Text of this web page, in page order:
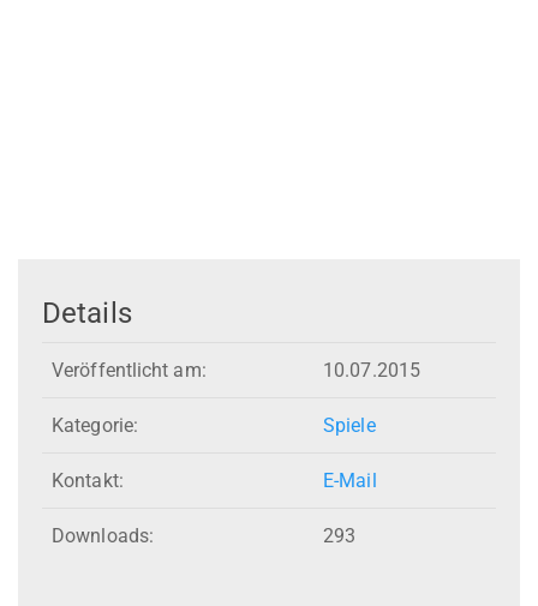
Details
Veröffentlicht am: 10.07.2015
Kategorie: Spiele
Kontakt: E-Mail
Downloads: 293